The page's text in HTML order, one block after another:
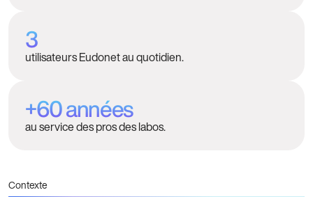
3
utilisateurs Eudonet au quotidien.
+60 années
au service des pros des labos.
Contexte